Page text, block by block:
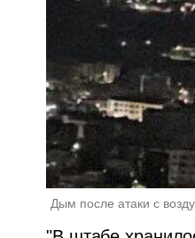
Дым после атаки с